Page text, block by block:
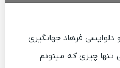
فرهاد جهانگیری
تنها چیزی که میتونم